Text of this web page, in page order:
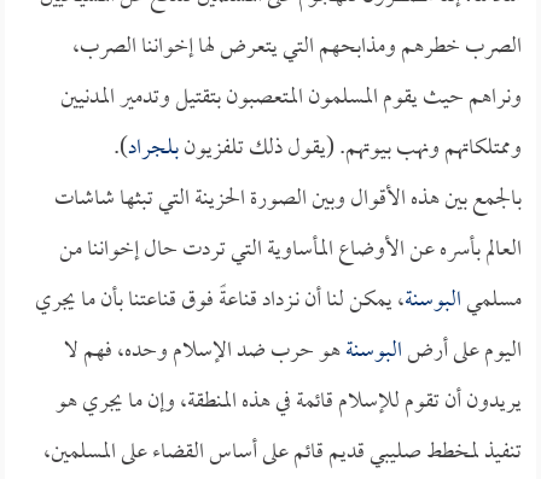
الصرب خطرهم ومذابحهم التي يتعرض لها إخواننا الصرب،
ونراهم حيث يقوم المسلمون المتعصبون بتقتيل وتدمير المدنيين
وممتلكاتهم ونهب بيوتهم. (يقول ذلك تلفزيونبلجراد).
بالجمع بين هذه الأقوال وبين الصورة الحزينة التي تبثها شاشات
العالم بأسره عن الأوضاع المأساوية التي تردت حال إخواننا من
مسلميالبوسنة، يمكن لنا أن نـزداد قناعةً فوق قناعتنا بأن ما يجري
اليوم على أرضالبوسنةهو حرب ضد الإسلام وحده، فهم لا
يريدون أن تقوم للإسلام قائمة في هذه المنطقة، وإن ما يجري هو
تنفيذ لمخطط صليبي قديم قائم على أساس القضاء على المسلمين،